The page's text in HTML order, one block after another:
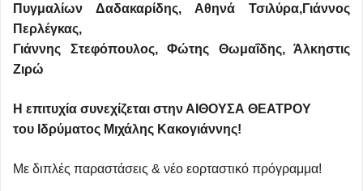
Πυγμαλίων Δαδακαρίδης, Αθηνά Τσιλύρα,Γιάννος
Περλέγκας,
Γιάννης Στεφόπουλος, Φώτης Θωμαΐδης, Άλκηστις
Ζιρώ
Η επιτυχία συνεχίζεται στην ΑΙΘΟΥΣΑ ΘΕΑΤΡΟΥ
του Ιδρύματος Μιχάλης Κακογιάννης!
Με διπλές παραστάσεις & νέο εορταστικό πρόγραμμα!